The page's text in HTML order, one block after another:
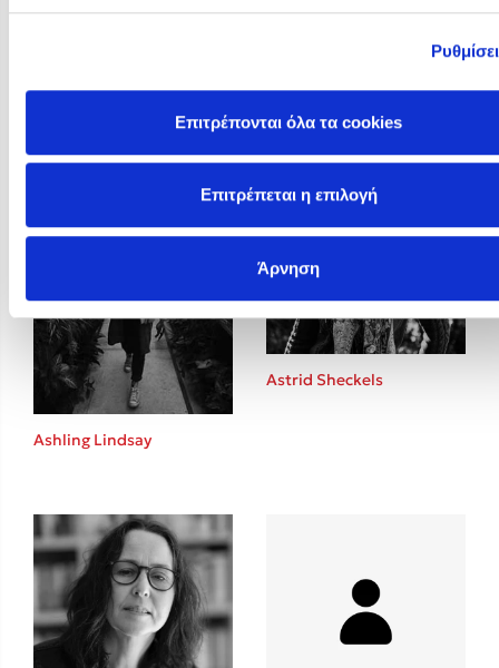
Επιτρέπονται όλα τα cookies
Επιτρέπεται η επιλογή
Άρνηση
Ashling Lindsay
Astrid Sheckels